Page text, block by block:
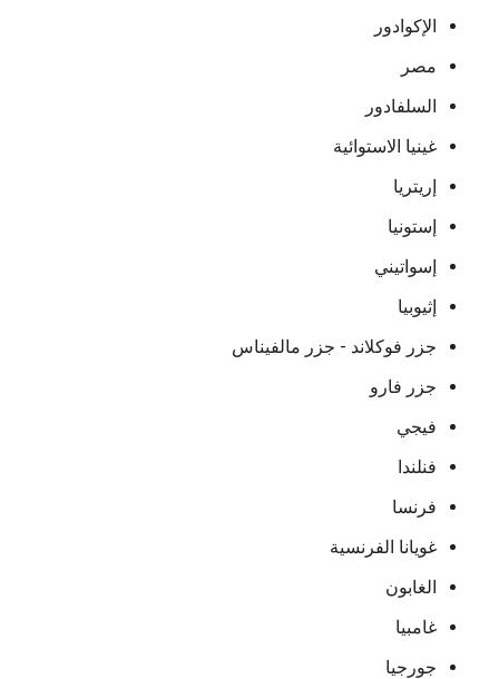
الإكوادور
مصر
السلفادور
غينيا الاستوائية
إريتريا
إستونيا
إسواتيني
إثيوبيا
جزر فوكلاند - جزر مالفيناس
جزر فارو
فيجي
فنلندا
فرنسا
غويانا الفرنسية
الغابون
غامبيا
جورجيا